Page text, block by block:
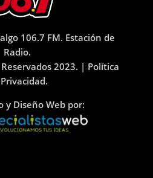
106.7 FM. Estación de
Radio.
2023. | Política
y Diseño Web por: